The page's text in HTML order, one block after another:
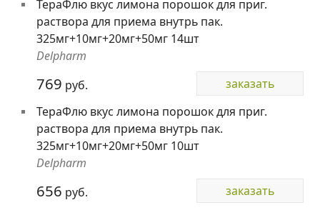
ТераФлю вкус лимона порошок для приг.
раствора для приема внутрь пак.
325мг+10мг+20мг+50мг 14шт
Delpharm
769 руб.
заказать
ТераФлю вкус лимона порошок для приг.
раствора для приема внутрь пак.
325мг+10мг+20мг+50мг 10шт
Delpharm
656 руб.
заказать